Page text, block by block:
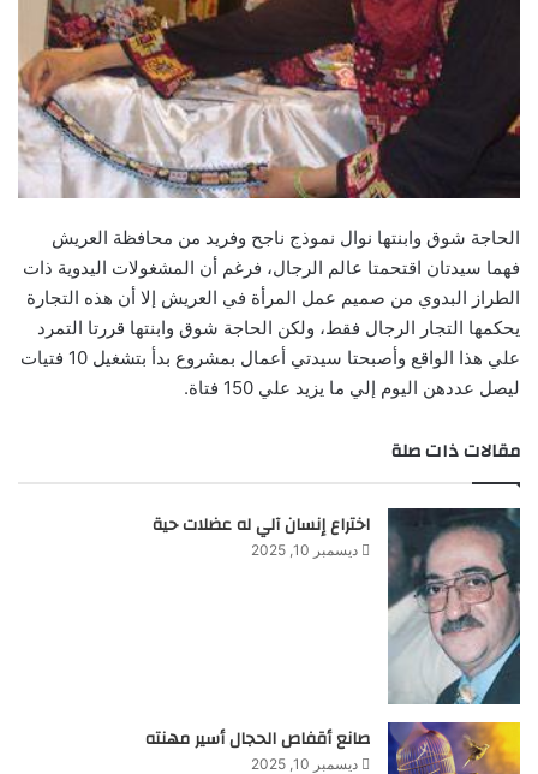
الحاجة شوق وابنتها نوال نموذج ناجح وفريد من محافظة العريش
فهما سيدتان اقتحمتا عالم الرجال،‮ ‬فرغم أن المشغولات اليدوية ذات
الطراز البدوي من صميم عمل المرأة في العريش إلا أن هذه التجارة
يحكمها التجار الرجال فقط،‮ ‬ولكن الحاجة شوق وابنتها قررتا التمرد
علي هذا الواقع وأصبحتا سيدتي أعمال بمشروع بدأ بتشغيل‮ ‬10‮ ‬فتيات
ليصل عددهن اليوم إلي ما يزيد علي‮ ‬150‮ ‬فتاة‮.‬
مقالات ذات صلة
اختراع إنسان آلي له عضلات حية
ديسمبر 10, 2025
صانع أقفاص الحجال أسير مهنته
ديسمبر 10, 2025